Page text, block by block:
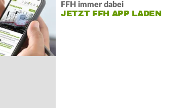
FFH immer dabei
JETZT FFH APP LADEN